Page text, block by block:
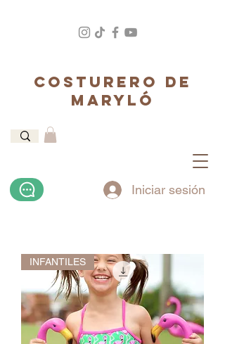
COSTURERO DE
MARYLÓ
Iniciar sesión
INFANTILES